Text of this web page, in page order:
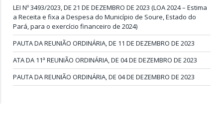
LEI Nº 3493/2023, DE 21 DE DEZEMBRO DE 2023 (LOA 2024 – Estima
a Receita e fixa a Despesa do Município de Soure, Estado do
Pará, para o exercício financeiro de 2024)
PAUTA DA REUNIÃO ORDINÁRIA, DE 11 DE DEZEMBRO DE 2023
ATA DA 11ª REUNIÃO ORDINÁRIA, DE 04 DE DEZEMBRO DE 2023
PAUTA DA REUNIÃO ORDINÁRIA, DE 04 DE DEZEMBRO DE 2023